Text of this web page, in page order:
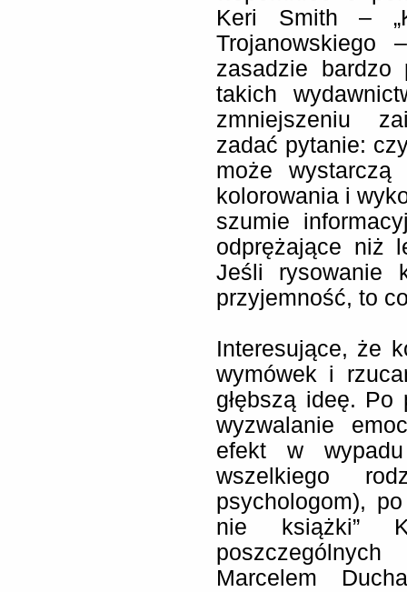
Keri Smith –
zasadzie bardzo
takich
zmniejszeniu
zadać pytanie:
może
kolorowania i
szumie
odprężające niż
Jeśli rysowanie
przyjemność, to
Interesujące, że
wymówek i
głębszą ideę.
wyzwalanie
efekt w
wszelkiego
psychologom),
nie książki”
Marcelem